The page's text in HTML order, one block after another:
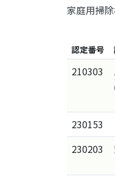
家庭用掃
認定番号
210303
230153
230203